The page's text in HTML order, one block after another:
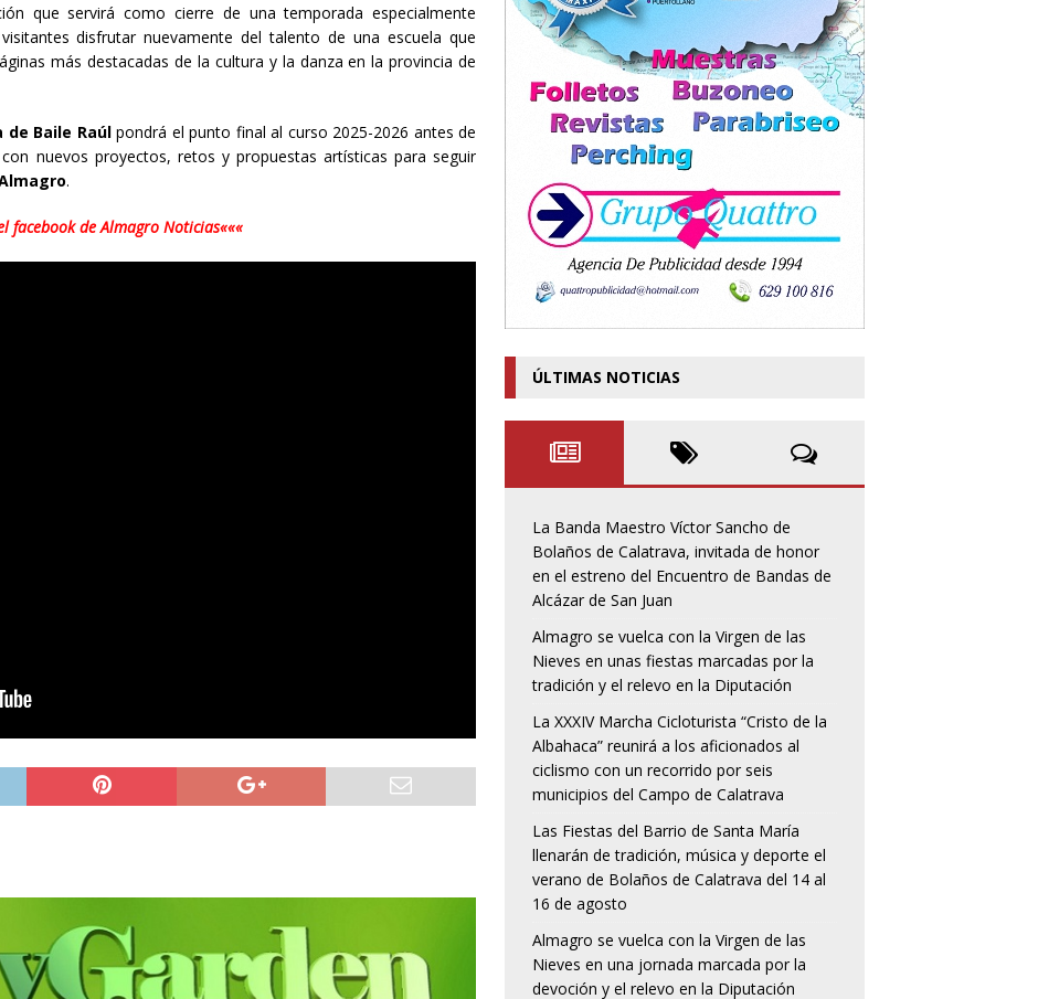
que servirá como cierre de una temporada especialmente
disfrutar nuevamente del talento de una escuela que
más destacadas de la cultura y la danza en la provincia de
de Baile Raúlpondrá el punto final al curso 2025-2026 antes de
nuevos proyectos, retos y propuestas artísticas para seguir
.
facebook de Almagro Noticias«««
ÚLTIMAS NOTICIAS
La Banda Maestro Víctor Sancho de
Bolaños de Calatrava, invitada de honor
en el estreno del Encuentro de Bandas de
Alcázar de San Juan
Almagro se vuelca con la Virgen de las
Nieves en unas fiestas marcadas por la
tradición y el relevo en la Diputación
La XXXIV Marcha Cicloturista “Cristo de la
Albahaca” reunirá a los aficionados al
ciclismo con un recorrido por seis
municipios del Campo de Calatrava
Las Fiestas del Barrio de Santa María
llenarán de tradición, música y deporte el
verano de Bolaños de Calatrava del 14 al
16 de agosto
Almagro se vuelca con la Virgen de las
Nieves en una jornada marcada por la
devoción y el relevo en la Diputación